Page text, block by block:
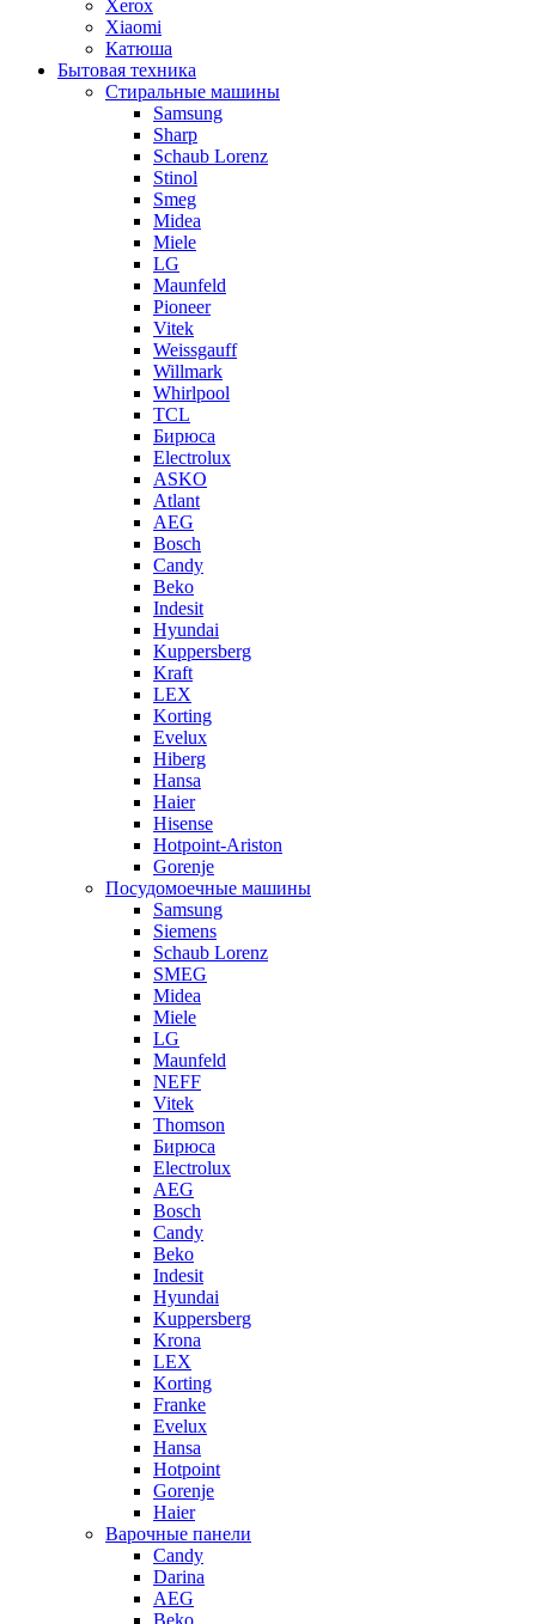
Xerox
Xiaomi
Катюша
Бытовая техника
Стиральные машины
Samsung
Sharp
Schaub Lorenz
Stinol
Smeg
Midea
Miele
LG
Maunfeld
Pioneer
Vitek
Weissgauff
Willmark
Whirlpool
TCL
Бирюса
Electrolux
ASKO
Atlant
AEG
Bosch
Candy
Beko
Indesit
Hyundai
Kuppersberg
Kraft
LEX
Korting
Evelux
Hiberg
Hansa
Haier
Hisense
Hotpoint-Ariston
Gorenje
Посудомоечные машины
Samsung
Siemens
Schaub Lorenz
SMEG
Midea
Miele
LG
Maunfeld
NEFF
Vitek
Thomson
Бирюса
Electrolux
AEG
Bosch
Candy
Beko
Indesit
Hyundai
Kuppersberg
Krona
LEX
Korting
Franke
Evelux
Hansa
Hotpoint
Gorenje
Haier
Варочные панели
Candy
Darina
AEG